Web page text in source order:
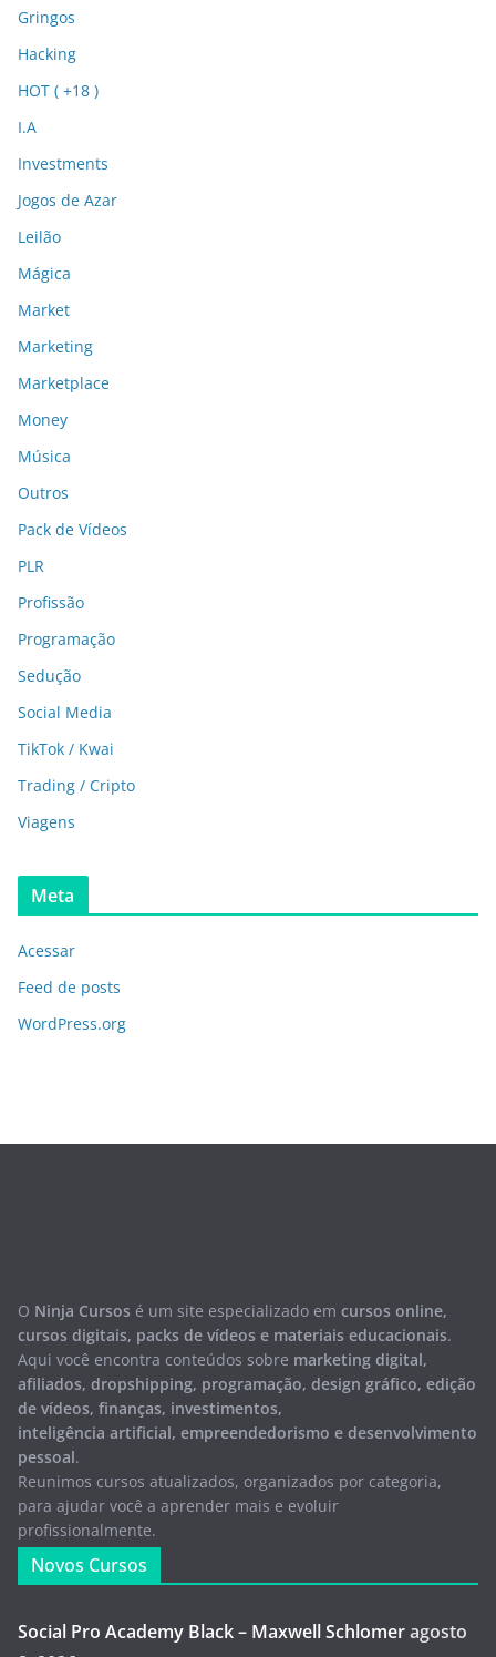
Gringos
Hacking
HOT ( +18 )
I.A
Investments
Jogos de Azar
Leilão
Mágica
Market
Marketing
Marketplace
Money
Música
Outros
Pack de Vídeos
PLR
Profissão
Programação
Sedução
Social Media
TikTok / Kwai
Trading / Cripto
Viagens
Meta
Acessar
Feed de posts
WordPress.org
O Ninja Cursos é um site especializado em cursos online,
cursos digitais, packs de vídeos e materiais educacionais.
Aqui você encontra conteúdos sobre marketing digital,
afiliados, dropshipping, programação, design gráfico, edição
de vídeos, finanças, investimentos,
inteligência artificial, empreendedorismo e desenvolvimento
pessoal.
Reunimos cursos atualizados, organizados por categoria,
para ajudar você a aprender mais e evoluir
profissionalmente.
Novos Cursos
Social Pro Academy Black – Maxwell Schlomeragosto